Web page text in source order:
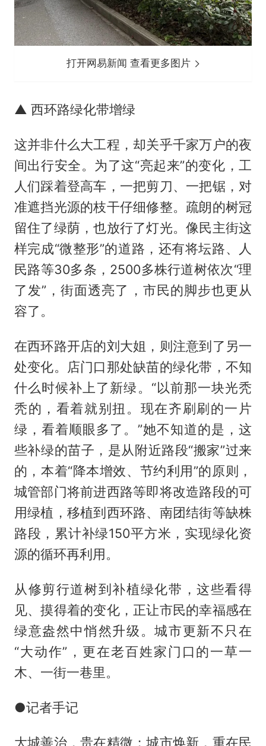
打开网易新闻 查看更多图片
▲ 西环路绿化带增绿
这并非什么大工程，却关乎千家万户的夜
间出行安全。为了这“亮起来”的变化，工
人们踩着登高车，一把剪刀、一把锯，对
准遮挡光源的枝干仔细修整。疏朗的树冠
留住了绿荫，也放行了灯光。像民主街这
样完成“微整形”的道路，还有将坛路、人
民路等30多条，2500多株行道树依次“理
了发”，街面透亮了，市民的脚步也更从
容了。
在西环路开店的刘大姐，则注意到了另一
处变化。店门口那处缺苗的绿化带，不知
什么时候补上了新绿。“以前那一块光秃
秃的，看着就别扭。现在齐刷刷的一片
绿，看着顺眼多了。”她不知道的是，这
些补绿的苗子，是从附近路段“搬家”过来
的，本着“降本增效、节约利用”的原则，
城管部门将前进西路等即将改造路段的可
用绿植，移植到西环路、南团结街等缺株
路段，累计补绿150平方米，实现绿化资
源的循环再利用。
从修剪行道树到补植绿化带，这些看得
见、摸得着的变化，正让市民的幸福感在
绿意盎然中悄然升级。城市更新不只在
“大动作”，更在老百姓家门口的一草一
木、一街一巷里。
●记者手记
大城善治，贵在精微；城市焕新，重在民